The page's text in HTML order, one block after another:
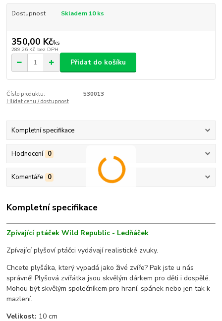
Dostupnost Skladem 10 ks
350,00 Kč/ks
289,26 Kč bez DPH
Přidat do košíku
Číslo produktu:
530013
Hlídat cenu / dostupnost
Kompletní specifikace
Hodnocení 0
Komentáře 0
Kompletní specifikace
Zpívající ptáček Wild Republic - Ledňáček
Zpívající plyšoví ptáčci vydávají realistické zvuky.
Chcete plyšáka, který vypadá jako živé zvíře? Pak jste u nás
správně! Plyšová zvířátka jsou skvělým dárkem pro děti i dospělé.
Mohou být skvělým společníkem pro hraní, spánek nebo jen tak k
mazlení.
Velikost: 10 cm